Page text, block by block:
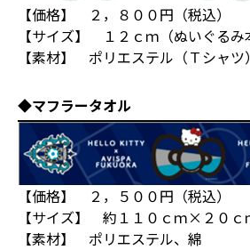
【価格】 ２，８００円（税込）
【サイズ】 １２ｃｍ（ぬいぐるみ
【素材】 ポリエステル（Ｔシャツ）
◆マフラータオル
【価格】 ２，５００円（税込）
【サイズ】 約１１０ｃｍ×２０ｃ
【素材】 ポリエステル、綿